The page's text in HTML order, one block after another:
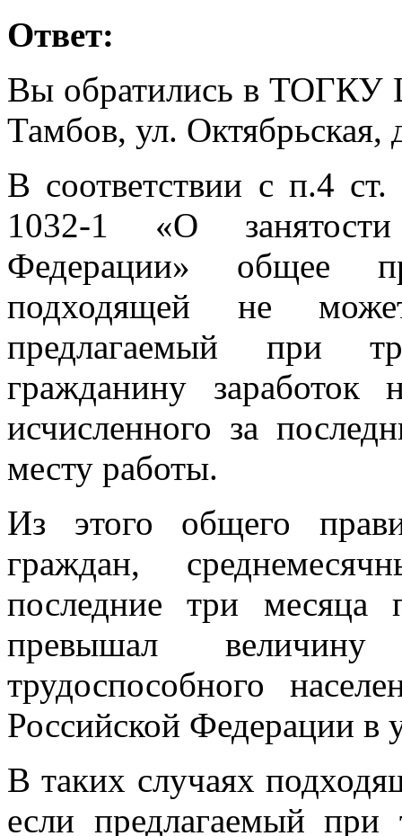
Ответ:
Вы обратились в ТОГКУ
Тамбов, ул. Октябрьская,
В соответствии с п.4
1032-1 «О
Федерации» общее
подходящей не
предлагаемый при
гражданину заработок
исчисленного за
месту работы.
Из этого общего
граждан,
последние три месяца
превышал
трудоспособного
Российской Федерации в
В таких случаях
если предлагаемый при